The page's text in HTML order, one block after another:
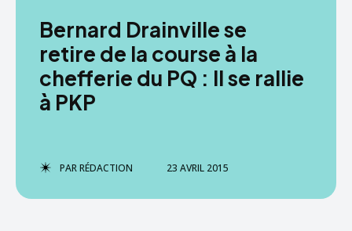
Bernard Drainville se
retire de la course à la
chefferie du PQ : Il se rallie
à PKP
PARRÉDACTION 23 AVRIL 2015